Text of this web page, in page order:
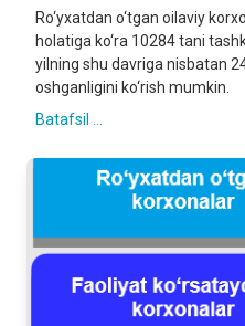
Ro‘yxatdan o‘tgan oilaviy
holatiga ko‘ra 10284 tani
yilning shu davriga nisbatan
oshganligini ko‘rish mumkin.
Batafsil ...